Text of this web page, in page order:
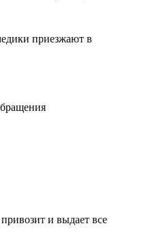
приезжают в
и выдает все